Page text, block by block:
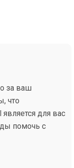
за ваш
что
для вас
помочь с